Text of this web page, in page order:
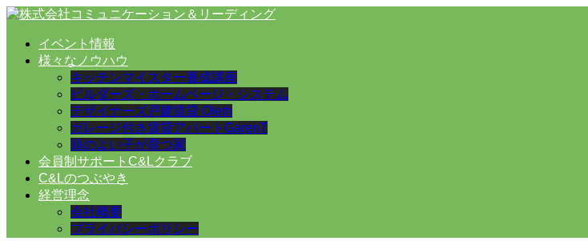
イベント情報
様々なノウハウ
キッチンマイスター養成講座
ビルダーズ・ホームページ・システム
デザイナーズ戸建賃貸 Oleth
ガレージ付き賃貸アパートGarenT
頭のよい子が育つ家
会員制サポートC&Lクラブ
C&Lのつぶやき
経営理念
会社概要
プライバシーポリシー